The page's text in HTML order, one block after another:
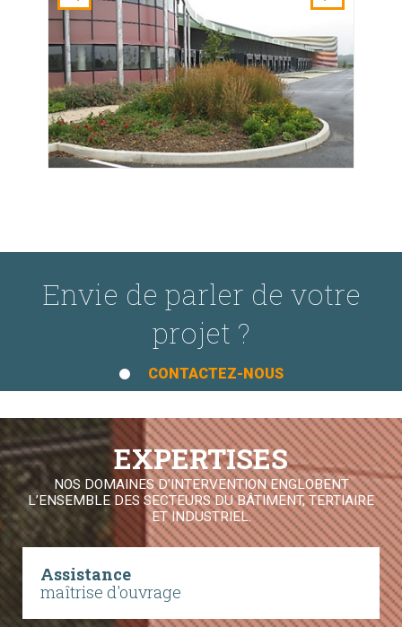
Envie de parler de votre
projet ?
CONTACTEZ-NOUS
EXPERTISES
NOS DOMAINES D'INTERVENTION ENGLOBENT
L’ENSEMBLE DES SECTEURS DU BÂTIMENT, TERTIAIRE
ET INDUSTRIEL.
Assistance
maîtrise d'ouvrage